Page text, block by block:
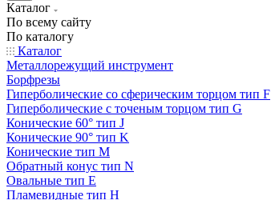
Каталог
По всему сайту
По каталогу
Каталог
Металлорежущий инструмент
Борфрезы
Гиперболические cо сферическим торцом тип F
Гиперболические с точеным торцом тип G
Конические 60° тип J
Конические 90° тип K
Конические тип M
Обратный конус тип N
Овальные тип E
Пламевидные тип H